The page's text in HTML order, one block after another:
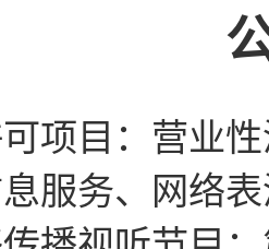
项目：营业
息服务、网络